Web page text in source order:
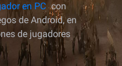
en PC con
de Android, en
de jugadores